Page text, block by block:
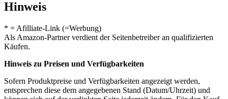
Hinweis
* = Afilliate-Link (=Werbung)
Als Amazon-Partner verdient der Seitenbetreiber an qualifizierten
Käufen.
Hinweis zu Preisen und Verfügbarkeiten
Sofern Produktpreise und Verfügbarkeiten angezeigt werden,
entsprechen diese dem angegebenen Stand (Datum/Uhrzeit) und